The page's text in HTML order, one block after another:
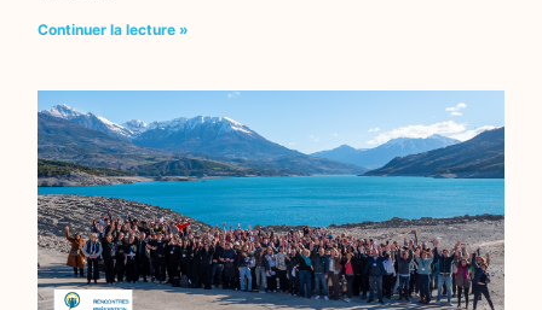
Continuer la lecture »